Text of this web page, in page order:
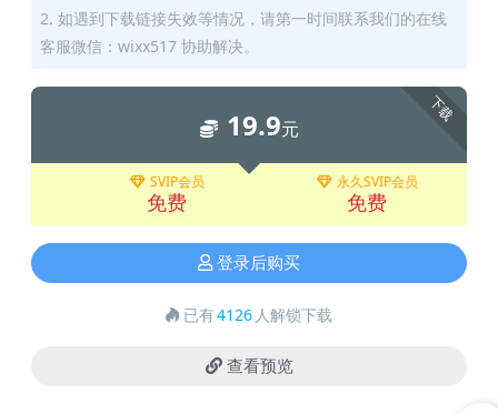
2. 如遇到下载链接失效等情况，请第一时间联系我们的在线
客服微信：wixx517 协助解决。
下载
19.9元
SVIP会员
免费
永久SVIP会员
免费
登录后购买
已有4126 人解锁下载
查看预览